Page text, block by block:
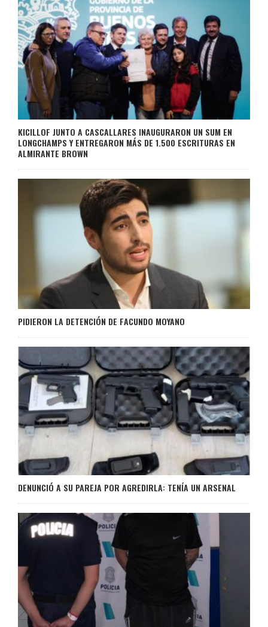
KICILLOF JUNTO A CASCALLARES INAUGURARON UN SUM EN
LONGCHAMPS Y ENTREGARON MÁS DE 1.500 ESCRITURAS EN
ALMIRANTE BROWN
PIDIERON LA DETENCIÓN DE FACUNDO MOYANO
DENUNCIÓ A SU PAREJA POR AGREDIRLA: TENÍA UN ARSENAL